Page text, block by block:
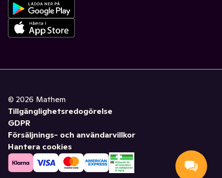
© 2026 Mathem
Tillgänglighetsredogörelse
GDPR
Försäljnings- och användarvillkor
Hantera cookies